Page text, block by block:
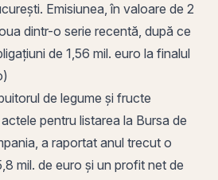
Emisiunea, în valoare de 2
dintr-o serie recentă, după ce
de 1,56 mil. euro la finalul
de legume și fructe
pentru listarea la Bursa de
a raportat anul trecut o
mil. de euro și un profit net de